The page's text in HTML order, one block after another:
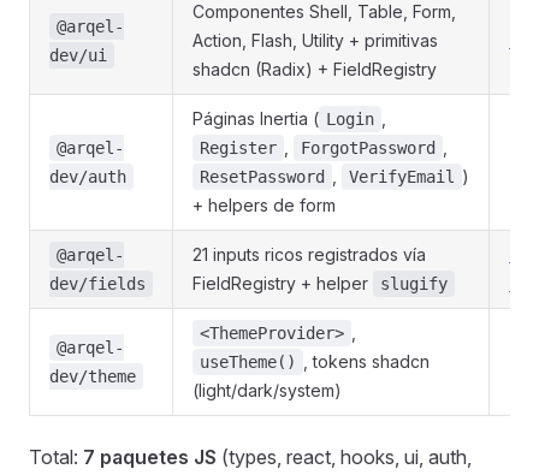
@arqel-
dev/ui
Componentes Shell, Table, Form,
Action, Flash, Utility + primitivas
shadcn (Radix) + FieldRegistry
@arqel-
dev/auth
Páginas Inertia ( Login
Register ForgotPassword
ResetPassword VerifyEmail
)
+ helpers de form
@arqel-
dev/fields
21 inputs ricos registrados vía
FieldRegistry + helper
slugify
@arqel-
dev/theme
<ThemeProvider>
useTheme()
, tokens shadcn
(light/dark/system)
Total: 7 paquetes JS (types, react, hooks, ui, auth,